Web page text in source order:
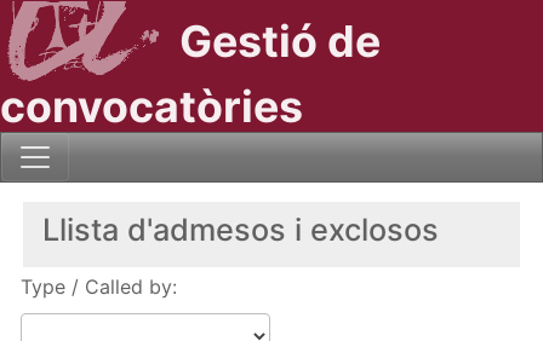
Gestió de
convocatòries
Llista d'admesos i exclosos
Type / Called by: